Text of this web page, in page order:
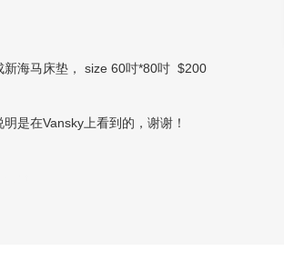
新海马床垫， size 60吋*80吋 $200
是在Vansky上看到的，谢谢！